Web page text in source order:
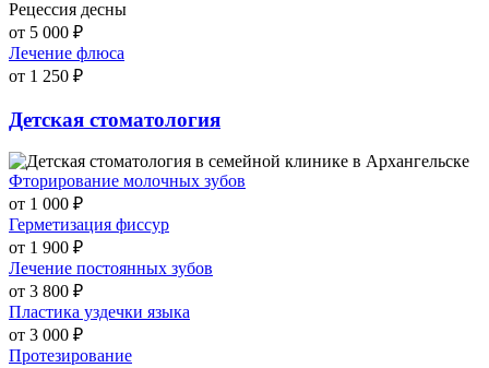
Рецессия десны
от 5 000 ₽
Лечение флюса
от 1 250 ₽
Детская стоматология
Фторирование молочных зубов
от 1 000 ₽
Герметизация фиссур
от 1 900 ₽
Лечение постоянных зубов
от 3 800 ₽
Пластика уздечки языка
от 3 000 ₽
Протезирование